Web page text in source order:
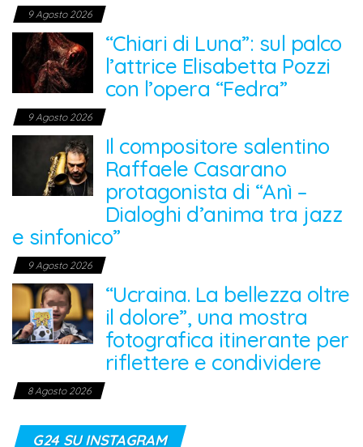
9 Agosto 2026
“Chiari di Luna”: sul palco
l’attrice Elisabetta Pozzi
con l’opera “Fedra”
9 Agosto 2026
Il compositore salentino
Raffaele Casarano
protagonista di “Anì –
Dialoghi d’anima tra jazz
e sinfonico”
9 Agosto 2026
“Ucraina. La bellezza oltre
il dolore”, una mostra
fotografica itinerante per
riflettere e condividere
8 Agosto 2026
G24 SU INSTAGRAM